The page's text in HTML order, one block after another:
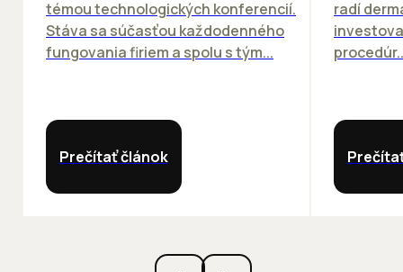
témou technologických konferencií.
Stáva sa súčasťou každodenného
fungovania firiem a spolu s tým...
Prečítať článok
radí